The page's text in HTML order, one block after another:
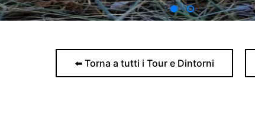
⬅️ Torna a tutti i Tour e Dintorni